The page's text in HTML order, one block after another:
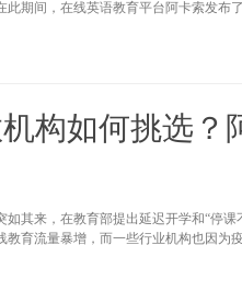
此期间，在线英语教育平台阿卡索发布
构如何挑选？
如其来，在教育部提出延迟开学和“停
教育流量暴增，而一些行业机构也因为